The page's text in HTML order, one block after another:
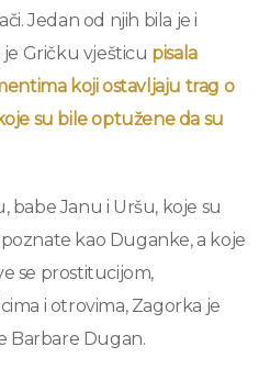
Jedan od njih bila je i
je Gričku vješticu pisala
koji ostavljaju trag o
su bile optužene da su
babe Janu i Uršu, koje su
kao Duganke, a koje
se prostitucijom,
i otrovima, Zagorka je
Barbare Dugan.